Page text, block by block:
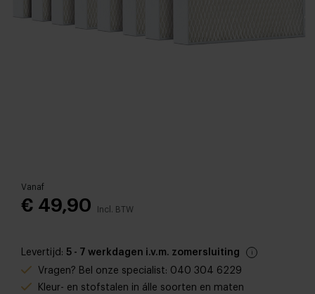
Vanaf
€ 49,90 Incl. BTW
Levertijd: 5 - 7 werkdagen i.v.m. zomersluiting
Vragen? Bel onze specialist: 040 304 6229
Kleur- en stofstalen in álle soorten en maten